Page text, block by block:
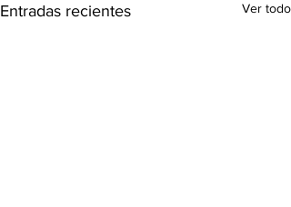
Entradas recientes Ver todo